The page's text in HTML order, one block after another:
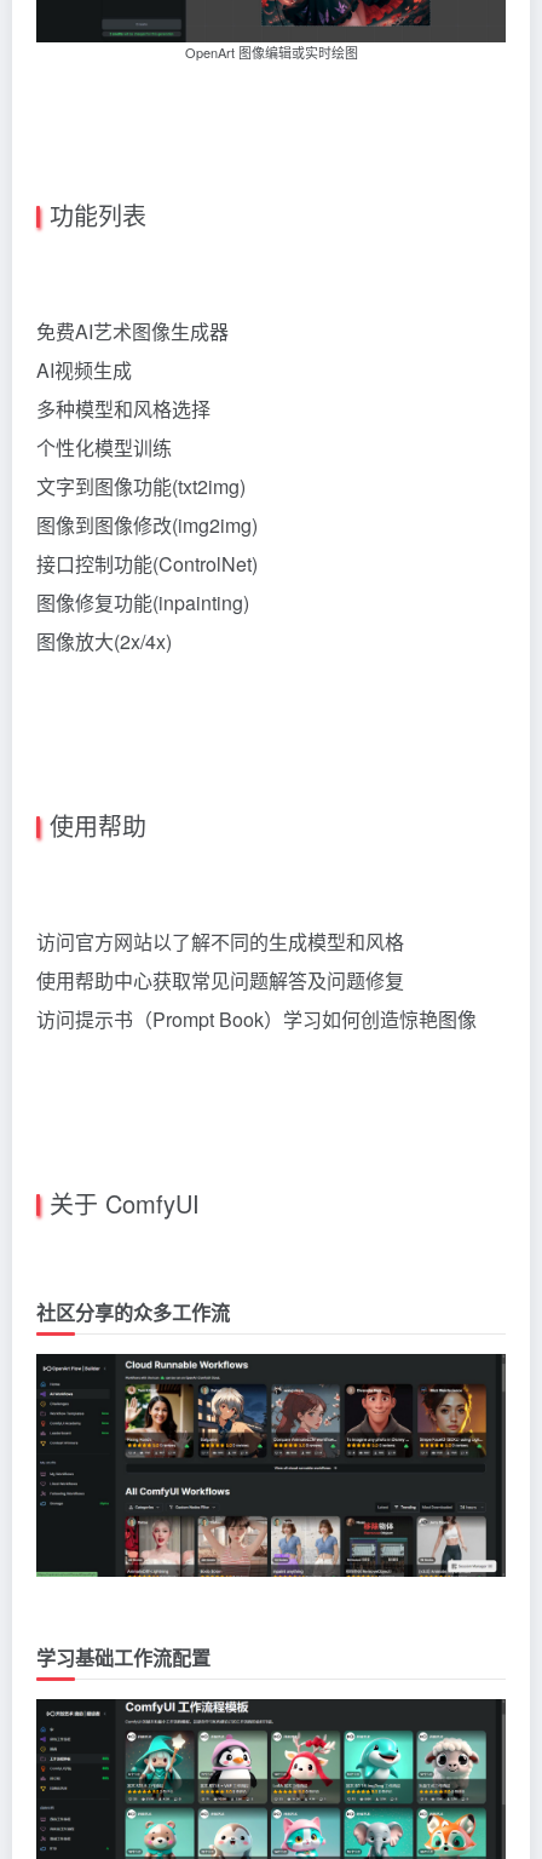
OpenArt 图像编辑或实时绘图
功能列表
免费AI艺术图像生成器
AI视频生成
多种模型和风格选择
个性化模型训练
文字到图像功能(txt2img)
图像到图像修改(img2img)
接口控制功能(ControlNet)
图像修复功能(inpainting)
图像放大(2x/4x)
使用帮助
访问官方网站以了解不同的生成模型和风格
使用帮助中心获取常见问题解答及问题修复
访问提示书（Prompt Book）学习如何创造惊艳图像
关于 ComfyUI
社区分享的众多工作流
学习基础工作流配置